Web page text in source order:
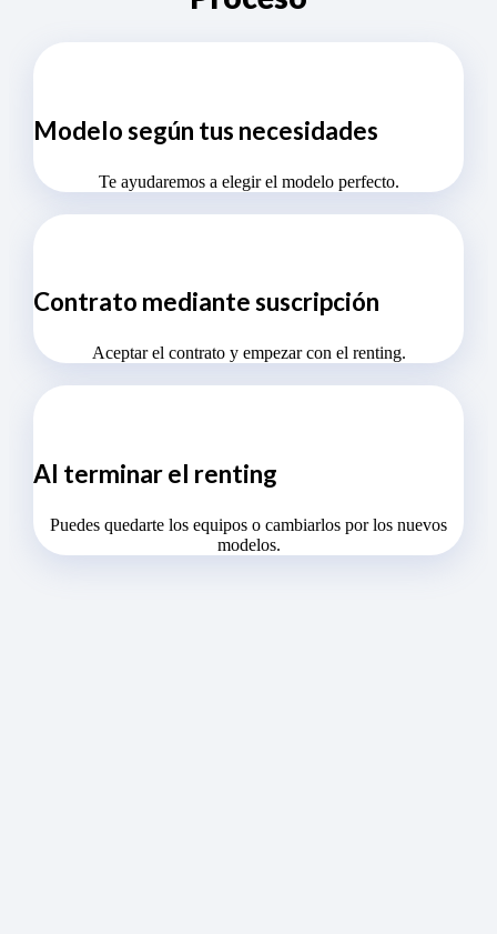
Modelo según tus necesidades
Te ayudaremos a elegir el modelo perfecto.
Contrato mediante suscripción
Aceptar el contrato y empezar con el renting.
Al terminar el renting
Puedes quedarte los equipos o cambiarlos por los nuevos
modelos.